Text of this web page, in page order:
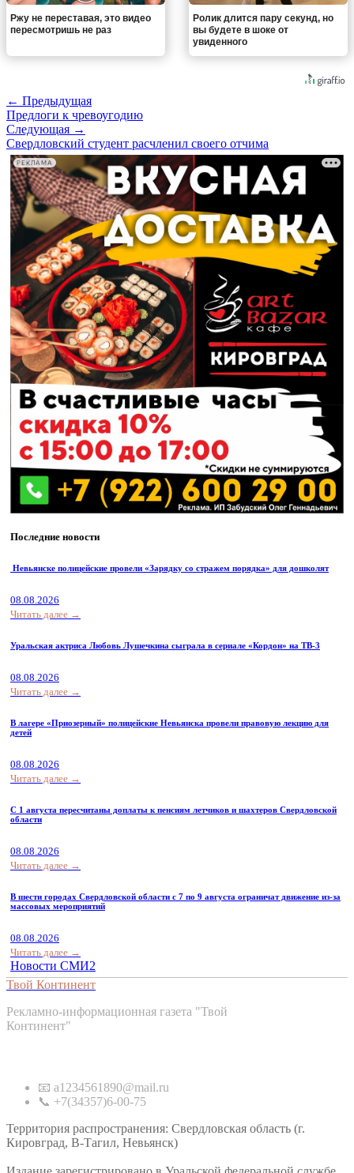
Ржу не переставая, это видео
пересмотришь не раз
Ролик длится пару секунд, но
вы будете в шоке от
увиденного
← Предыдущая
Предлоги к чревоугодию
Следующая →
Свердловский студент расчленил своего отчима
РЕКЛАМА
Последние новости
Невьянске полицейские провели «Зарядку со стражем порядка» для дошколят
08.08.2026
Читать далее →
Уральская актриса Любовь Лушечкина сыграла в сериале «Кордон» на ТВ-3
08.08.2026
Читать далее →
В лагере «Приозерный» полицейские Невьянска провели правовую лекцию для
детей
08.08.2026
Читать далее →
С 1 августа пересчитаны доплаты к пенсиям летчиков и шахтеров Свердловской
области
08.08.2026
Читать далее →
В шести городах Свердловской области с 7 по 9 августа ограничат движение из-за
массовых мероприятий
08.08.2026
Читать далее →
Новости СМИ2
Твой Континент
Рекламно-информационная газета "Твой
Континент"
📧 a1234561890@mail.ru
📞 +7(34357)6-00-75
Территория распространения: Свердловская область (г.
Кировград, В-Тагил, Невьянск)